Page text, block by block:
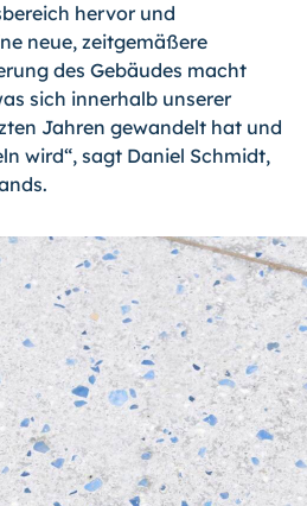
hervor und
neue, zeitgemäßere
des Gebäudes macht
sich innerhalb unserer
Jahren gewandelt hat und
wird“, sagt Daniel Schmidt,